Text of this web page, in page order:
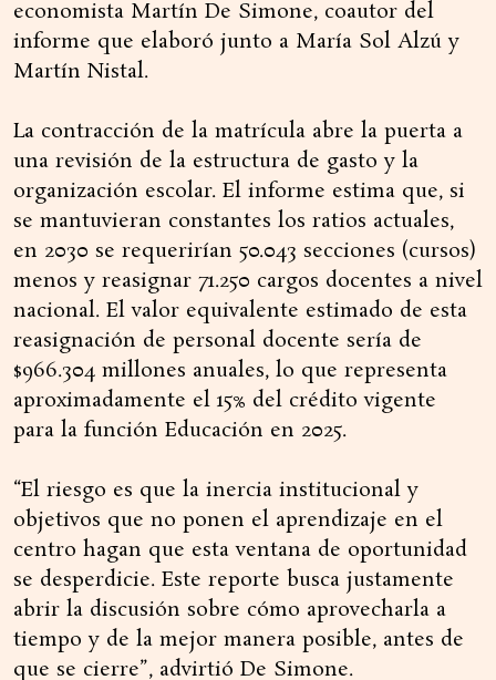
economista Martín De Simone, coautor del
informe que elaboró junto a María Sol Alzú y
Martín Nistal.
La contracción de la matrícula abre la puerta a
una revisión de la estructura de gasto y la
organización escolar. El informe estima que, si
se mantuvieran constantes los ratios actuales,
en 2030 se requerirían 50.043 secciones (cursos)
menos y reasignar 71.250 cargos docentes a nivel
nacional. El valor equivalente estimado de esta
reasignación de personal docente sería de
$966.304 millones anuales, lo que representa
aproximadamente el 15% del crédito vigente
para la función Educación en 2025.
“El riesgo es que la inercia institucional y
objetivos que no ponen el aprendizaje en el
centro hagan que esta ventana de oportunidad
se desperdicie. Este reporte busca justamente
abrir la discusión sobre cómo aprovecharla a
tiempo y de la mejor manera posible, antes de
que se cierre”, advirtió De Simone.